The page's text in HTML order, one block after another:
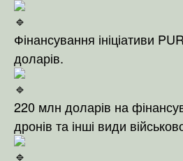
Фінансування ініціативи
доларів.
220 млн доларів на
дронів та інші види